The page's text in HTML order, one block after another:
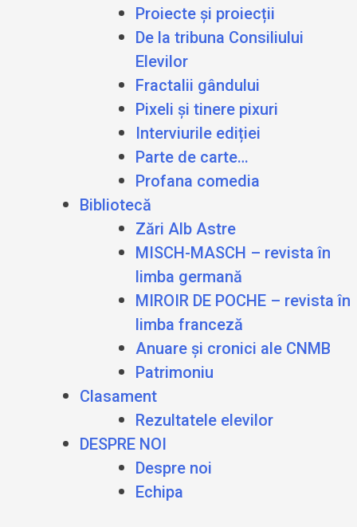
Proiecte și proiecții
De la tribuna Consiliului
Elevilor
Fractalii gândului
Pixeli și tinere pixuri
Interviurile ediției
Parte de carte…
Profana comedia
Bibliotecă
Zări Alb Astre
MISCH-MASCH – revista în
limba germană
MIROIR DE POCHE – revista în
limba franceză
Anuare și cronici ale CNMB
Patrimoniu
Clasament
Rezultatele elevilor
DESPRE NOI
Despre noi
Echipa